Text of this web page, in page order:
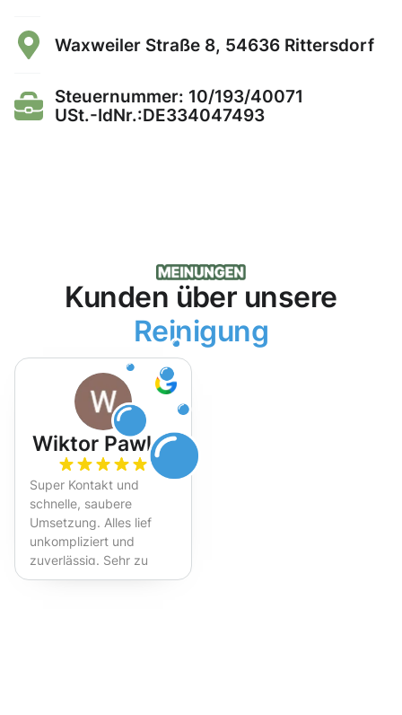
Waxweiler Straße 8, 54636 Rittersdorf
Steuernummer: 10/193/40071
USt.-IdNr.:DE334047493
Kunden über unsere
Reinigung
Wiktor Pawlak
Super Kontakt und
schnelle, saubere
Umsetzung. Alles lief
unkompliziert und
zuverlässig. Sehr zu
empfehlen!